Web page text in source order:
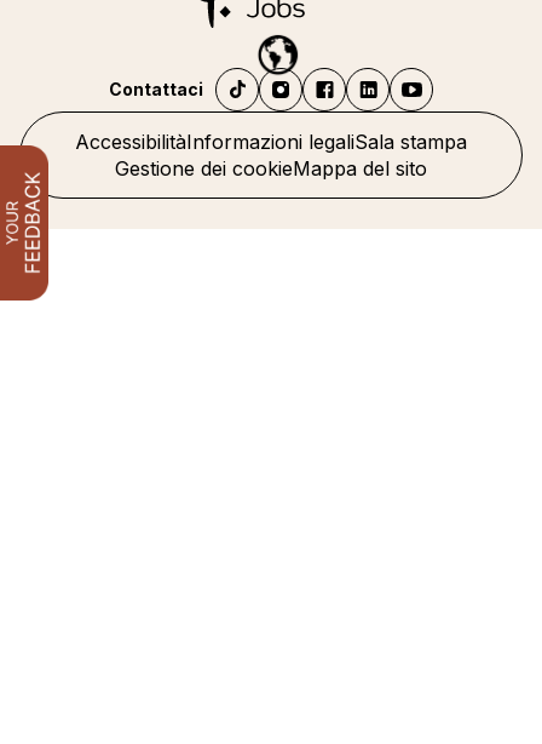
AccessibilitàInformazioni legaliSala stampa
Gestione dei cookieMappa del sito
Contattaci